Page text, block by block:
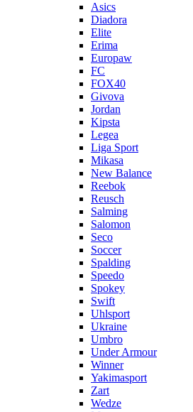
Asics
Diadora
Elite
Erima
Europaw
FC
FOX40
Givova
Jordan
Kipsta
Legea
Liga Sport
Mikasa
New Balance
Reebok
Reusch
Salming
Salomon
Seco
Soccer
Spalding
Speedo
Spokey
Swift
Uhlsport
Ukraine
Umbro
Under Armour
Winner
Yakimasport
Zart
Wedze